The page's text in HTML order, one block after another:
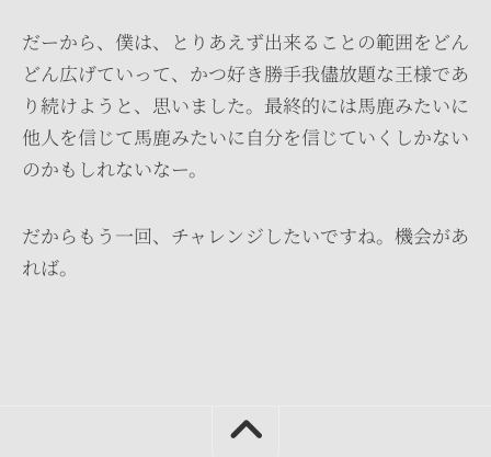
だーから、僕は、とりあえず出来ることの範囲をどん
どん広げていって、かつ好き勝手我儘放題な王様であ
り続けようと、思いました。最終的には馬鹿みたいに
他人を信じて馬鹿みたいに自分を信じていくしかない
のかもしれないなー。
だからもう一回、チャレンジしたいですね。機会があ
れば。